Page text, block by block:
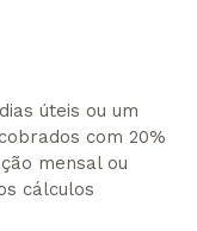
úteis ou um
com 20%
mensal ou
cálculos